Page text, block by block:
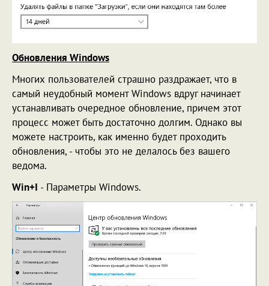
Обновления Windows
Многих пользователей страшно раздражает, что в
самый неудобный момент Windows вдруг начинает
устанавливать очередное обновление, причем этот
процесс может быть достаточно долгим. Однако вы
можете настроить, как именно будет проходить
обновления, - чтобы это не делалось без вашего
ведома.
Win+I - Параметры Windows.